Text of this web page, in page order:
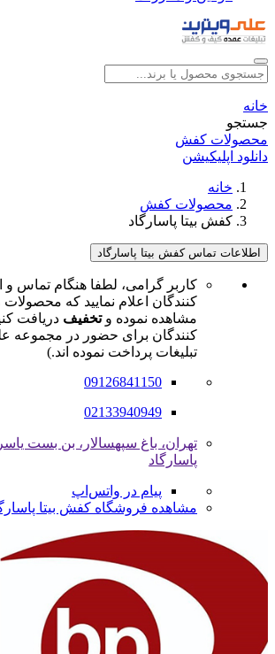
خانه
جستجو
محصولات کفش
دانلود اپلیکیشن
خانه
محصولات کفش
کفش بیتا پاسارگاد
اطلاعات تماس کفش بیتا پاسارگاد
کاربر گرامی، لطفا هنگام تماس و
کنندگان اعلام نمایید که محصولات
مشاهده نموده وتخفیف دریافت
کنندگان برای حضور در مجموعه
تبلیغات پرداخت نموده اند.)
09126841150
02133940949
پاسارگاد
پیام در واتس‌اپ
مشاهده فروشگاه کفش بیتا